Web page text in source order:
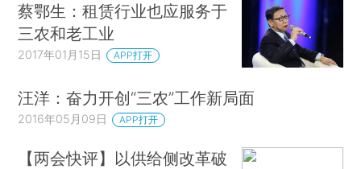
蔡鄂生：租赁行业也应服务于
三农和老工业
2017年01月15日 APP打开
汪洋：奋力开创“三农”工作新局面
2016年05月09日 APP打开
【两会快评】以供给侧改革破